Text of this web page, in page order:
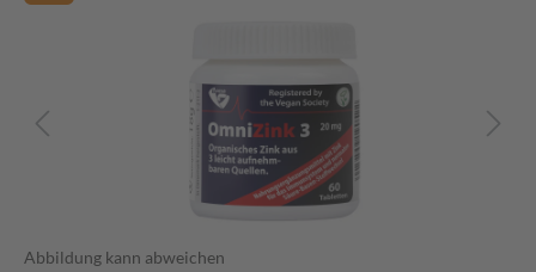
Abbildung kann abweichen